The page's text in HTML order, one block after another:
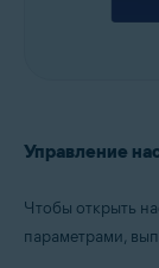
Управление
Чтобы открыть
параметрами,